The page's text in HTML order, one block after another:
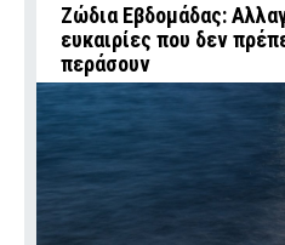
Ζώδια Εβδομάδας:
ευκαιρίες που δεν
περάσουν